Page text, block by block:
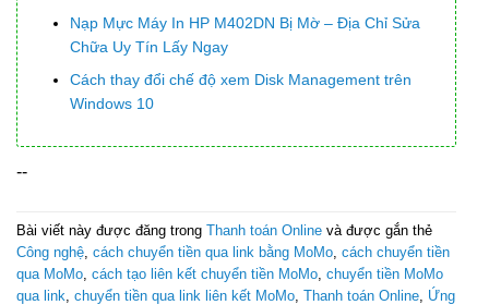
Nạp Mực Máy In HP M402DN Bị Mờ – Địa Chỉ Sửa
Chữa Uy Tín Lấy Ngay
Cách thay đổi chế độ xem Disk Management trên
Windows 10
--
Bài viết này được đăng trong Thanh toán Online và được gắn thẻ
Công nghệ cách chuyển tiền qua link bằng MoMo cách chuyển tiền
qua MoMo cách tạo liên kết chuyển tiền MoMo chuyển tiền MoMo
qua link chuyển tiền qua link liên kết MoMo Thanh toán Online Ứng